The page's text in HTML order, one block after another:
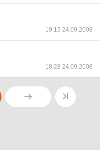
19:15 24.09.2008
18:28 24.09.2008